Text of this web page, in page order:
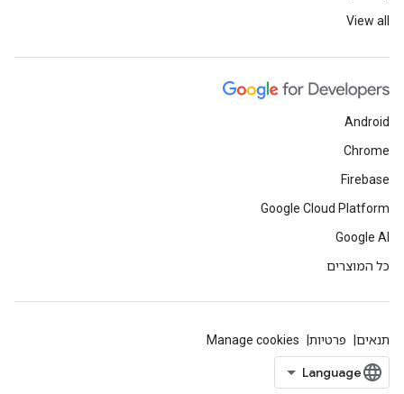
View all
Android
Chrome
Firebase
Google Cloud Platform
Google AI
כל המוצרים
תנאים פרטיות Manage cookies